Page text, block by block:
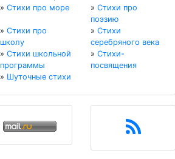
» Стихи про море » Стихи про
поэзию
» Стихи про
школу
» Стихи
серебряного века
» Стихи школьной
программы
» Стихи-
посвящения
» Шуточные стихи